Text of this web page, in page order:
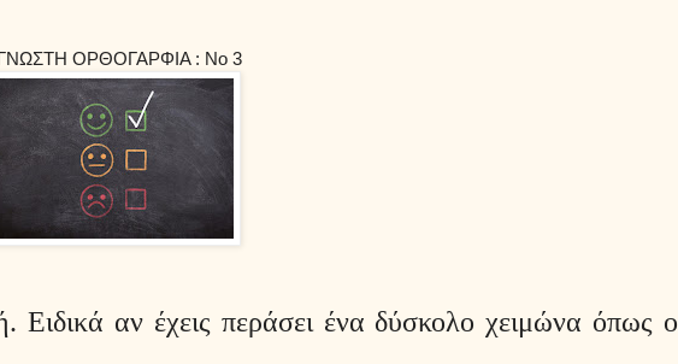
ΟΡΘΟΓΑΡΦΙΑ : Νο 3
Ειδικά αν έχεις περάσει ένα δύσκολο χειμώνα όπως ο